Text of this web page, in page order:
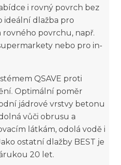
i rovný povrch bez
ideální dlažba pro
povrchu, např.
nebo pro in-
QSAVE proti
Optimální poměr
jádrové vrstvy betonu
vůči obrusu a
látkám, odolá vodě i
ostatní dlažby BEST je
20 let.